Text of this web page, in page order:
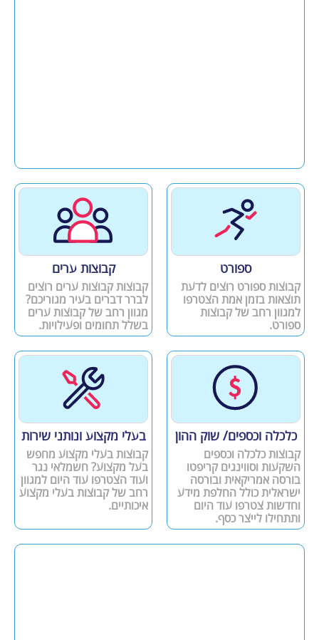
ספורט
קבוצות ספורט רוצים לדעת
תוצאות בזמן אמת הצטרפו
למגוון רחב של קבוצות
ספורט.
קבוצות ערים
קבוצות קבוצות ערים רוצים
לברר דברים בעיר מגוריכם?
מגוון רחב של קבוצות ערים
בשלל תחומים ופעילויות.
כלכלה וכספים/ שוק ההון
קבוצות כלכלה וכספים
השקעות וסווינגים קריפטו
בורסה אמריקאית ובורסה
ישראלית כולל החלפת מידע
וחדשות צטרפו עוד היום
ותתחילו לייצר כסף.
בעלי מקצוע ונותני שירות
קבוצות בעלי מקצוע מחפש
בעל מקצוע? חשמלאי נגר
ועוד הצטרפו עוד היום למגוון
רחב של קבוצות בעלי מקצוע
איכותיים.